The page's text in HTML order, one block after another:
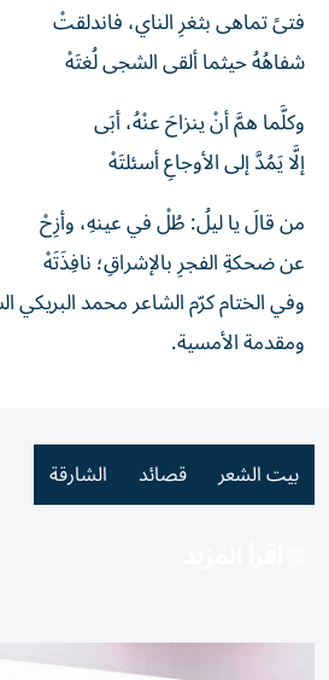
فتىً تماهى بثغرِ الناي، فاندلقتْ
شفاهُهُ حيثما ألقى الشجى لُغتَهْ
وكلَّما همَّ أنْ ينزاحَ عنْهُ، أبَى
إلَّا يَمُدَّ إلى الأوجاعِ أسئلتَهْ
من قالَ يا ليلُ: طُلْ في عينهِ، وأزِحْ
عن ضحكةِ الفجرِ بالإشراقِ؛ نافِذَتَهْ
وفي الختام كرّم الشاعر محمد البريكي
ومقدمة الأمسية.
بيت الشعر قصائد الشارقة